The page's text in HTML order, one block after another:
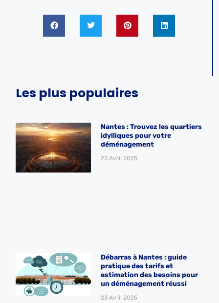
Les plus populaires
Nantes : Trouvez les quartiers
idylliques pour votre
déménagement
23 Avril 2025
Débarras à Nantes : guide
pratique des tarifs et
estimation des besoins pour
un déménagement réussi
23 Avril 2025